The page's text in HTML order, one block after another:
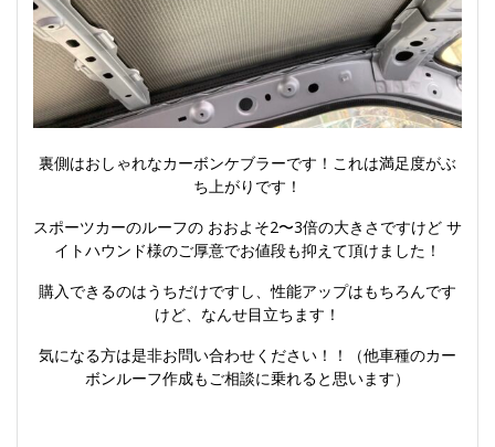
裏側はおしゃれなカーボンケブラーです！これは満足度がぶ
ち上がりです！
スポーツカーのルーフの おおよそ2〜3倍の大きさですけど サ
イトハウンド様のご厚意でお値段も抑えて頂けました！
購入できるのはうちだけですし、性能アップはもちろんです
けど、なんせ目立ちます！
気になる方は是非お問い合わせください！！（他車種のカー
ボンルーフ作成もご相談に乗れると思います）